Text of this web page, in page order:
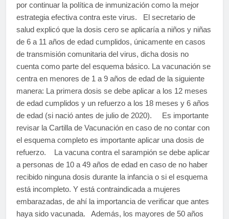
por continuar la política de inmunización como la mejor
estrategia efectiva contra este virus. El secretario de
salud explicó que la dosis cero se aplicaría a niños y niñas
de 6 a 11 años de edad cumplidos, únicamente en casos
de transmisión comunitaria del virus, dicha dosis no
cuenta como parte del esquema básico. La vacunación se
centra en menores de 1 a 9 años de edad de la siguiente
manera: La primera dosis se debe aplicar a los 12 meses
de edad cumplidos y un refuerzo a los 18 meses y 6 años
de edad (si nació antes de julio de 2020). Es importante
revisar la Cartilla de Vacunación en caso de no contar con
el esquema completo es importante aplicar una dosis de
refuerzo. La vacuna contra el sarampión se debe aplicar
a personas de 10 a 49 años de edad en caso de no haber
recibido ninguna dosis durante la infancia o si el esquema
está incompleto. Y está contraindicada a mujeres
embarazadas, de ahí la importancia de verificar que antes
haya sido vacunada. Además, los mayores de 50 años